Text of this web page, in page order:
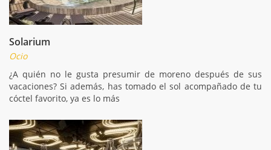
Solarium
Ocio
¿A quién no le gusta presumir de moreno después de sus
vacaciones? Si además, has tomado el sol acompañado de tu
cóctel favorito, ya es lo más